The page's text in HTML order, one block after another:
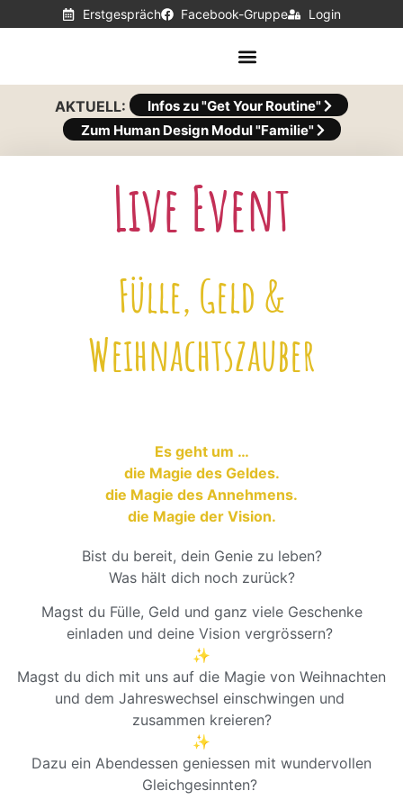
Erstgespräch Facebook-Gruppe Login
AKTUELL:
Infos zu "Get Your Routine"
Zum Human Design Modul "Familie"
Live Event
Fülle, Geld &
Weihnachtszauber
Es geht um …
die Magie des Geldes.
die Magie des Annehmens.
die Magie der Vision.
Bist du bereit, dein Genie zu leben?
Was hält dich noch zurück?
Magst du Fülle, Geld und ganz viele Geschenke
einladen und deine Vision vergrössern?
✨
Magst du dich mit uns auf die Magie von Weihnachten
und dem Jahreswechsel einschwingen und
zusammen kreieren?
✨
Dazu ein Abendessen geniessen mit wundervollen
Gleichgesinnten?